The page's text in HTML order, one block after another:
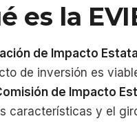
es la
de Impacto
de inversión es
de Impacto
características y el